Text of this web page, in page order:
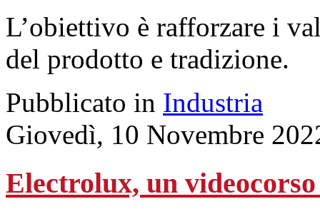
L’obiettivo è rafforzare i
del prodotto e tradizione.
Pubblicato in Industria
Giovedì, 10 Novembre
Electrolux, un